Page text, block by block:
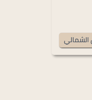
الشمالي